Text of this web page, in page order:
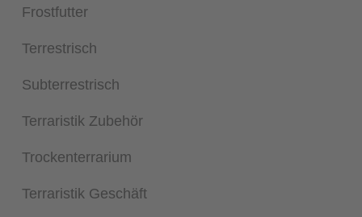
Frostfutter
Terrestrisch
Subterrestrisch
Terraristik Zubehör
Trockenterrarium
Terraristik Geschäft